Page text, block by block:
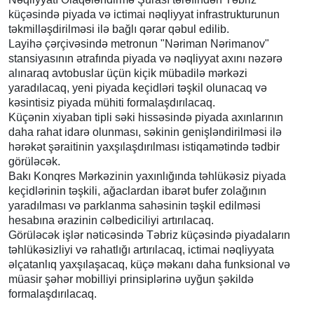
küçəsində piyada və ictimai nəqliyyat infrastrukturunun
təkmilləşdirilməsi ilə bağlı qərar qəbul edilib.
Layihə çərçivəsində metronun "Nəriman Nərimanov"
stansiyasının ətrafında piyada və nəqliyyat axını nəzərə
alınaraq avtobuslar üçün kiçik mübadilə mərkəzi
yaradılacaq, yeni piyada keçidləri təşkil olunacaq və
kəsintisiz piyada mühiti formalaşdırılacaq.
Küçənin xiyaban tipli səki hissəsində piyada axınlarının
daha rahat idarə olunması, səkinin genişləndirilməsi ilə
hərəkət şəraitinin yaxşılaşdırılması istiqamətində tədbir
görüləcək.
Bakı Konqres Mərkəzinin yaxınlığında təhlükəsiz piyada
keçidlərinin təşkili, ağaclardan ibarət bufer zolağının
yaradılması və parklanma sahəsinin təşkil edilməsi
hesabına ərazinin cəlbediciliyi artırılacaq.
Görüləcək işlər nəticəsində Təbriz küçəsində piyadaların
təhlükəsizliyi və rahatlığı artırılacaq, ictimai nəqliyyata
əlçatanlıq yaxşılaşacaq, küçə məkanı daha funksional və
müasir şəhər mobilliyi prinsiplərinə uyğun şəkildə
formalaşdırılacaq.